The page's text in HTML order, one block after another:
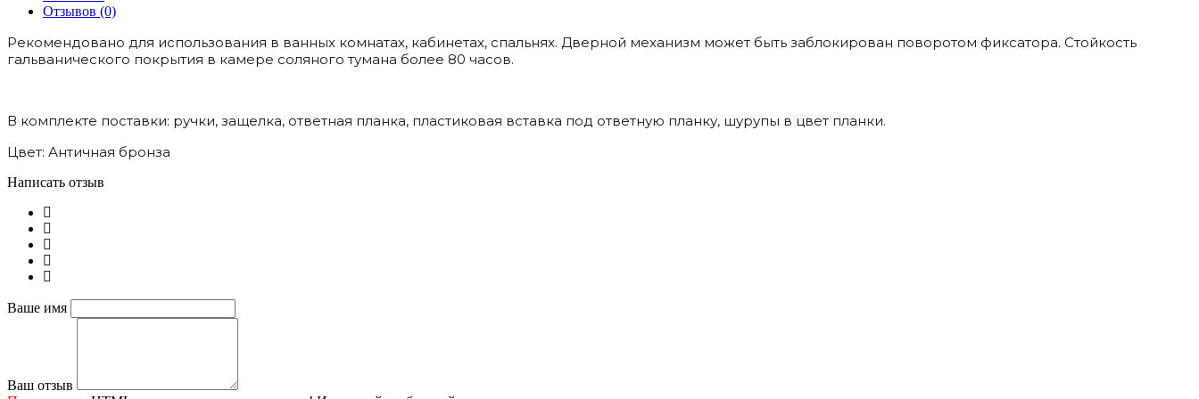
Отзывов (0)
Рекомендовано для использования в ванных комнатах, кабинетах, спальнях. Дверной механизм может быть заблокирован поворотом фиксатора. Стойкость
гальванического покрытия в камере соляного тумана более 80 часов.
В комплекте поставки: ручки, защелка, ответная планка, пластиковая вставка под ответную планку, шурупы в цвет планки.
Цвет: Античная бронза
Написать отзыв
Ваше имя
Ваш отзыв